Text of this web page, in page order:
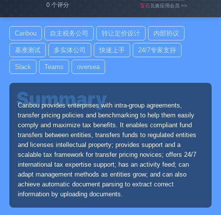
0 个评分 宝石兑换应用会员 >>
Caribou 自主税务公司 转让定价设计 内部协议
基准测试 多实体公司 快速上手 24/7专家支持
Slack Teams oversea
Caribou provides enterprises with intra-group agreements,
transfer pricing policies and benchmarking to help them easily
comply and maximize tax benefits. It enables compliant fund
transfers between entities, transfers funds to regulated entities
and licenses intellectual property; provides support and a
scalable tax framework for transfer pricing novices; offers 24/7
international tax expertise support; has an activity feed; can
adapt management methods as entities grow; and can also
achieve automatic document parsing to extract correct
information by uploading documents.